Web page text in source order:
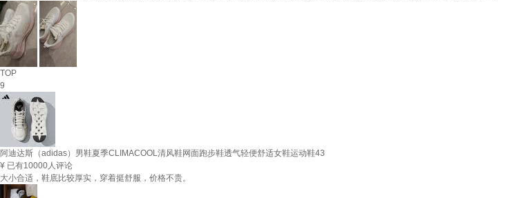
TOP
9
阿迪达斯（adidas）男鞋夏季CLIMACOOL清风鞋网面跑步鞋透气轻便舒适女鞋运动鞋43
¥ 已有10000人评论
大小合适，鞋底比较厚实，穿着挺舒服，价格不贵。